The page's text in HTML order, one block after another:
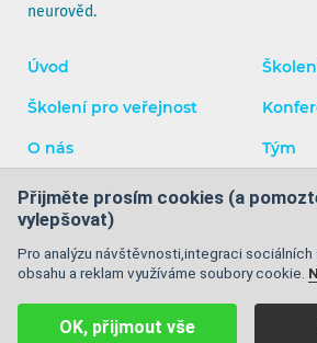
neurověd.
FacebookInstagramYouTube
Úvod
Školení pro veřejnost
O nás Tým
Blog
Obchodní podmínky|Ochrana osobních
Mapa stránek| © 2008 - 2026 GrowJOB
Přijměte prosím cookies (a
vylepšovat)
Pro analýzu návštěvnosti,integraci
obsahu a reklam využíváme soubory cookie.
OK, přijmout vše